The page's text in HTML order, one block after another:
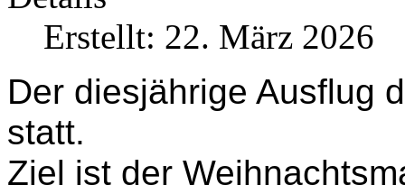
Erstellt: 22. März 2026
Der diesjährige Ausflug
statt.
Ziel ist der